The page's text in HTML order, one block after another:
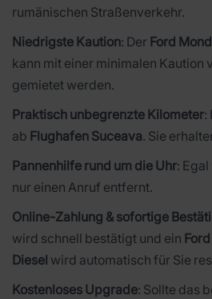
rumänischen Straßenverkehr.
Niedrigste Kaution: Der Ford
kann mit einer minimalen Kaution
gemietet werden.
Praktisch unbegrenzte Kilometer:
ab Flughafen Suceava. Sie
Pannenhilfe rund um die Uhr:
nur einen Anruf entfernt.
Online-Zahlung & sofortige
wird schnell bestätigt und ein
Diesel wird automatisch für Sie
Kostenloses Upgrade: Sollte das